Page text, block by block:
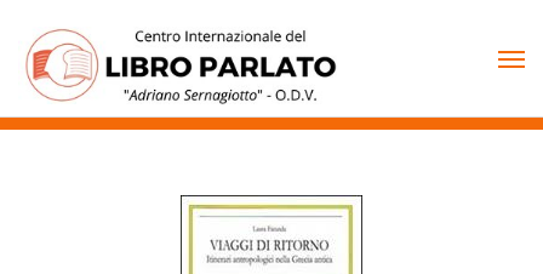
contenuto